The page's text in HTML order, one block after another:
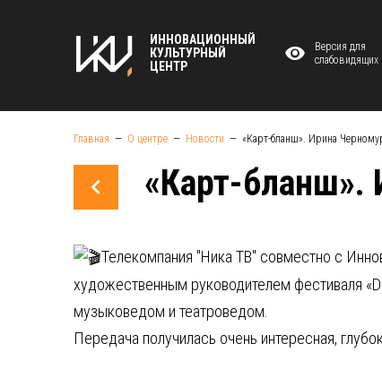
ИННОВАЦИОННЫЙ
КУЛЬТУРНЫЙ
ЦЕНТР
Версия для
слабовидящих
Главная О центре Новости «Карт-бланш». Ирина
«Карт-бланш».
Телекомпания "Ника ТВ" совместно с
художественным руководителем фестиваля
музыковедом и театроведом.
Передача получилась очень интересная,